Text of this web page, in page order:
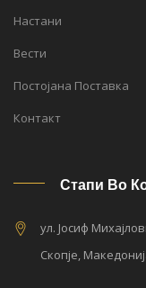
Настани
Вести
Постојана Поставка
Контакт
Стапи Во
ул. Јосиф
Скопје,